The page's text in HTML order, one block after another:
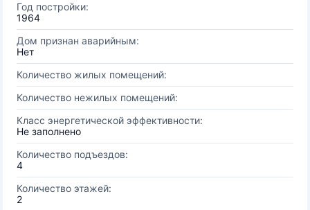
Год постройки:
1964
Дом признан аварийным:
Нет
Количество жилых помещений:
Количество нежилых помещений:
Класс энергетической эффективности:
Не заполнено
Количество подъездов:
4
Количество этажей:
2